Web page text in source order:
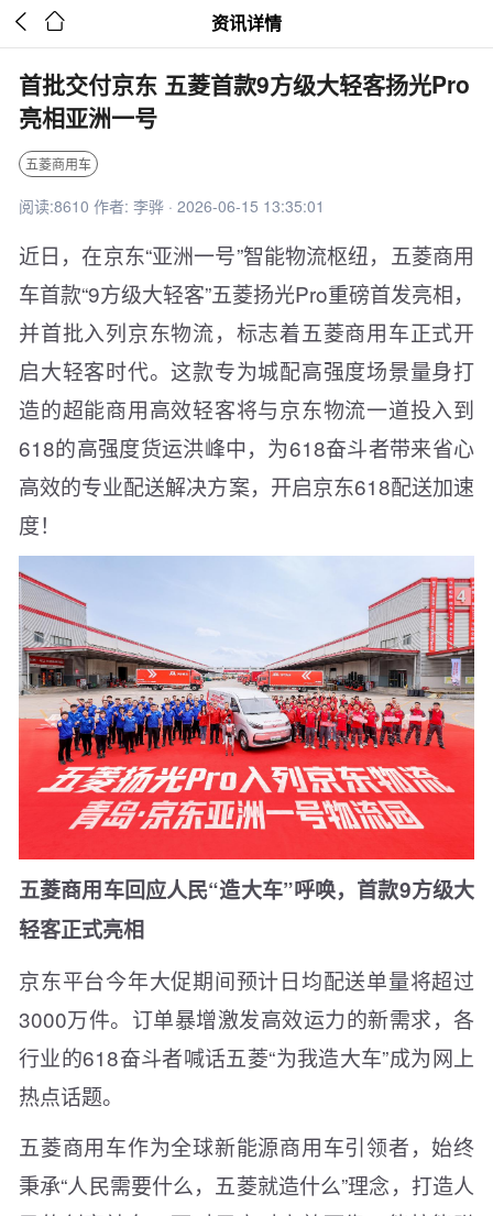
  资讯详情
首批交付京东 五菱首款9方级大轻客扬光Pro
亮相亚洲一号
五菱商用车
阅读:8610 作者: 李骅 · 2026-06-15 13:35:01
近日，在京东“亚洲一号”智能物流枢纽，五菱商用
车首款“9方级大轻客”五菱扬光Pro重磅首发亮相，
并首批入列京东物流，标志着五菱商用车正式开
启大轻客时代。这款专为城配高强度场景量身打
造的超能商用高效轻客将与京东物流一道投入到
618的高强度货运洪峰中，为618奋斗者带来省心
高效的专业配送解决方案，开启京东618配送加速
度！
五菱商用车回应人民“造大车”呼唤，首款9方级大
轻客正式亮相
京东平台今年大促期间预计日均配送单量将超过
3000万件。订单暴增激发高效运力的新需求，各
行业的618奋斗者喊话五菱“为我造大车”成为网上
热点话题。
五菱商用车作为全球新能源商用车引领者，始终
秉承“人民需要什么，五菱就造什么”理念，打造人